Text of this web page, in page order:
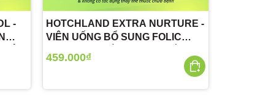
-
HOTCHLAND EXTRA NURTURE -
VIÊN UỐNG BỔ SUNG FOLIC
459.000₫